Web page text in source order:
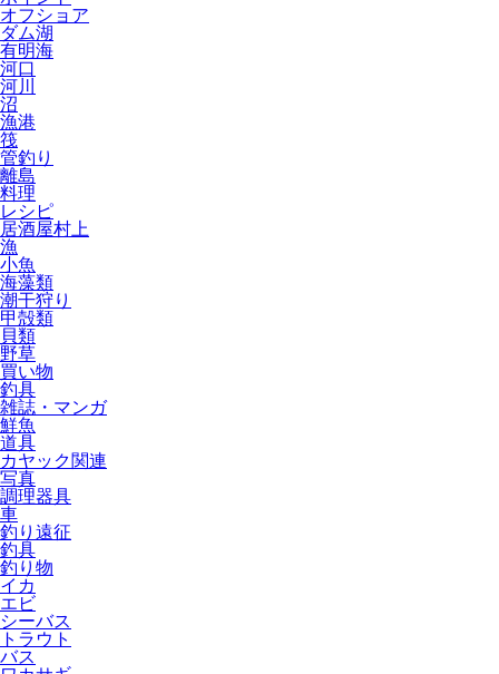
オフショア
ダム湖
有明海
河口
河川
沼
漁港
筏
管釣り
離島
料理
レシピ
居酒屋村上
漁
小魚
海藻類
潮干狩り
甲殻類
貝類
野草
買い物
釣具
雑誌・マンガ
鮮魚
道具
カヤック関連
写真
調理器具
車
釣り遠征
釣具
釣り物
イカ
エビ
シーバス
トラウト
バス